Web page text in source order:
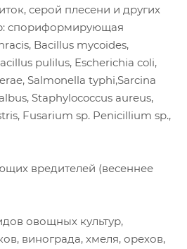
серой плесени и других
спориформирующая
Bacillus mycoides,
pulilus, Escherichia coli,
Salmonella typhi,Sarcina
Staphylococcus aureus,
Fusarium sp. Penicillium sp.,
вредителей (весеннее
овощных культур,
винограда, хмеля, орехов,